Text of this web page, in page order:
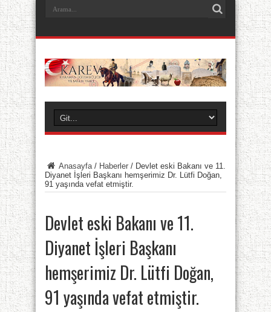
Anasayfa / Haberler / Devlet eski Bakanı ve 11.
Diyanet İşleri Başkanı hemşerimiz Dr. Lütfi Doğan,
91 yaşında vefat etmiştir.
Devlet eski Bakanı ve 11.
Diyanet İşleri Başkanı
hemşerimiz Dr. Lütfi Doğan,
91 yaşında vefat etmiştir.